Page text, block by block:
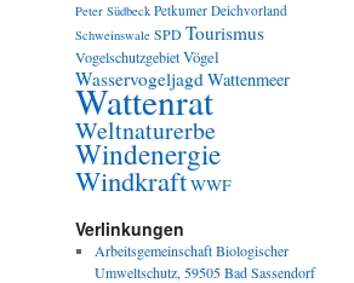
Peter Südbeck Petkumer Deichvorland
Schweinswale SPDTourismus
VogelschutzgebietVögel
WasservogeljagdWattenmeer
Wattenrat
Weltnaturerbe
Windenergie
WindkraftWWF
Verlinkungen
Arbeitsgemeinschaft Biologischer
Umweltschutz, 59505 Bad Sassendorf